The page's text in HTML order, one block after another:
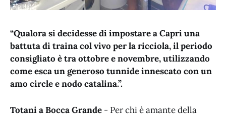
“Qualora si decidesse di impostare a Capri una
battuta di traina col vivo per la ricciola, il periodo
consigliato è tra ottobre e novembre, utilizzando
come esca un generoso tunnide innescato con un
amo circle e nodo catalina.”.
Totani a Bocca Grande - Per chi è amante della